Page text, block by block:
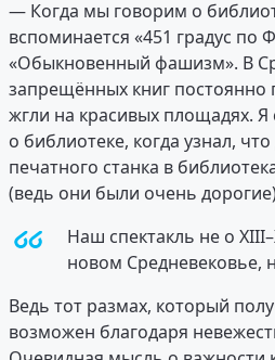
— Когда мы говорим о
вспоминается «451 градус по
«Обыкновенный фашизм». В
запрещённых книг постоянно
жгли на красивых площадях. Я
о библиотеке, когда узнал,
печатного станка в
(ведь они были очень
Наш спектакль не о
новом Средневековье,
Ведь тот размах, который
возможен благодаря